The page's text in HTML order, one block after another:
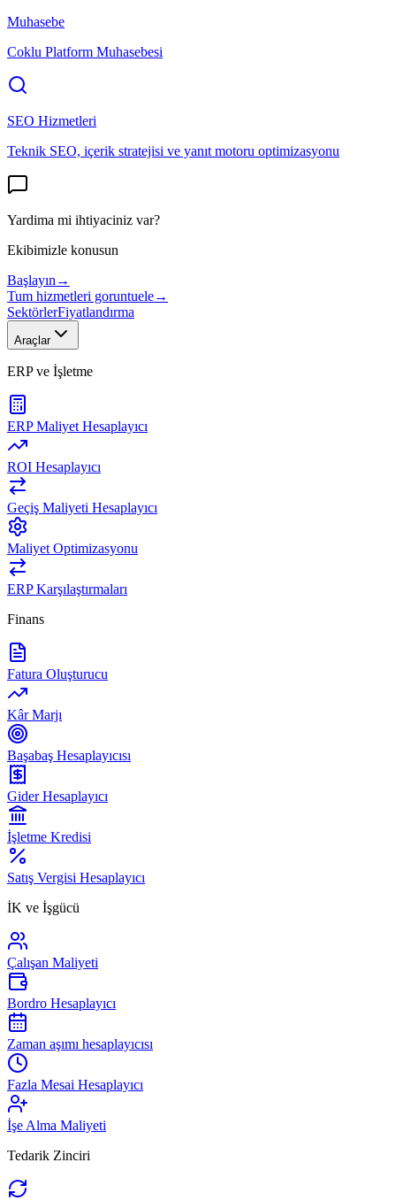
Muhasebe
Coklu Platform Muhasebesi
SEO Hizmetleri
Teknik SEO, içerik stratejisi ve yanıt motoru optimizasyonu
Yardima mi ihtiyaciniz var?
Ekibimizle konusun
Başlayın →
Tum hizmetleri goruntuele→
SektörlerFiyatlandırma
Araçlar
ERP ve İşletme
ERP Maliyet Hesaplayıcı
ROI Hesaplayıcı
Geçiş Maliyeti Hesaplayıcı
Maliyet Optimizasyonu
ERP Karşılaştırmaları
Finans
Fatura Oluşturucu
Kâr Marjı
Başabaş Hesaplayıcısı
Gider Hesaplayıcı
İşletme Kredisi
Satış Vergisi Hesaplayıcı
İK ve İşgücü
Çalışan Maliyeti
Bordro Hesaplayıcı
Zaman aşımı hesaplayıcısı
Fazla Mesai Hesaplayıcı
İşe Alma Maliyeti
Tedarik Zinciri